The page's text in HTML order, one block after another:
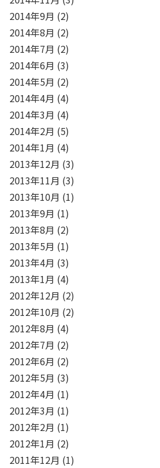
2014年9月 (2)
2014年8月 (2)
2014年7月 (2)
2014年6月 (3)
2014年5月 (2)
2014年4月 (4)
2014年3月 (4)
2014年2月 (5)
2014年1月 (4)
2013年12月 (3)
2013年11月 (3)
2013年10月 (1)
2013年9月 (1)
2013年8月 (2)
2013年5月 (1)
2013年4月 (3)
2013年1月 (4)
2012年12月 (2)
2012年10月 (2)
2012年8月 (4)
2012年7月 (2)
2012年6月 (2)
2012年5月 (3)
2012年4月 (1)
2012年3月 (1)
2012年2月 (1)
2012年1月 (2)
2011年12月 (1)